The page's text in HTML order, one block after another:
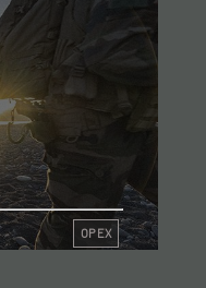
OPEX